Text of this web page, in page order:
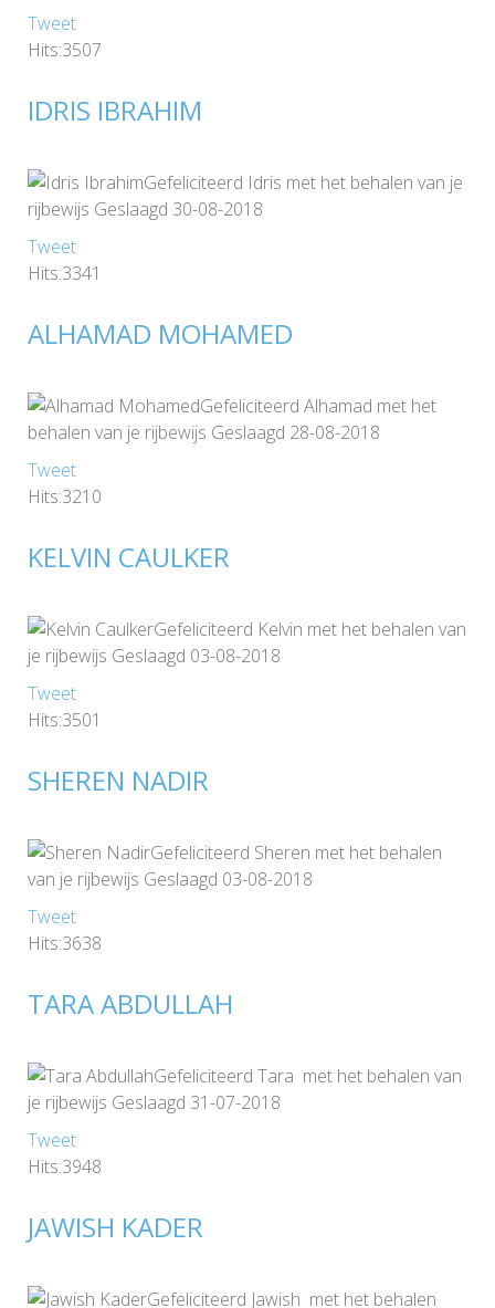
Tweet
Hits:3507
IDRIS IBRAHIM
Gefeliciteerd Idris met het behalen van je
rijbewijs Geslaagd 30-08-2018
Tweet
Hits:3341
ALHAMAD MOHAMED
Gefeliciteerd Alhamad met het
behalen van je rijbewijs Geslaagd 28-08-2018
Tweet
Hits:3210
KELVIN CAULKER
Gefeliciteerd Kelvin met het behalen van
je rijbewijs Geslaagd 03-08-2018
Tweet
Hits:3501
SHEREN NADIR
Gefeliciteerd Sheren met het behalen
van je rijbewijs Geslaagd 03-08-2018
Tweet
Hits:3638
TARA ABDULLAH
Gefeliciteerd Tara met het behalen van
je rijbewijs Geslaagd 31-07-2018
Tweet
Hits:3948
JAWISH KADER
Gefeliciteerd Jawish met het behalen